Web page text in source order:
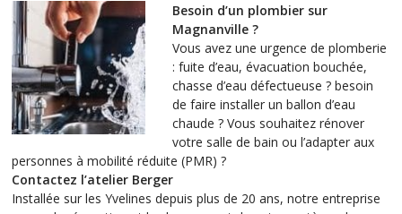
Besoin d’un plombier sur
Magnanville ?
Vous avez une urgence de plomberie
: fuite d’eau, évacuation bouchée,
chasse d’eau défectueuse ? besoin
de faire installer un ballon d’eau
chaude ? Vous souhaitez rénover
votre salle de bain ou l’adapter aux
personnes à mobilité réduite (PMR) ?
Contactez l’atelier Berger
Installée sur les Yvelines depuis plus de 20 ans, notre entreprise